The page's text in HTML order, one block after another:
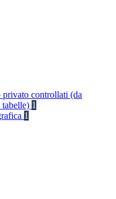
controllati (da
1
1